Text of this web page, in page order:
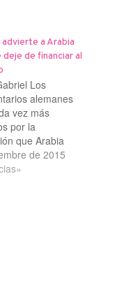
advierte a Arabia
deje de financiar al
Los
alemanes
vez más
por la
que Arabia
de manera
las mezquitas
de 2015